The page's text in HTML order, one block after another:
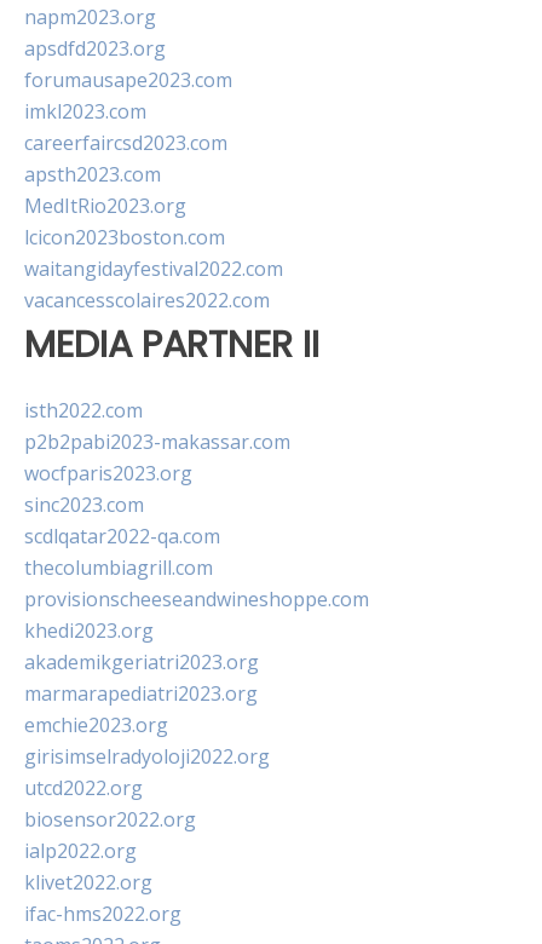
napm2023.org
apsdfd2023.org
forumausape2023.com
imkl2023.com
careerfaircsd2023.com
apsth2023.com
MedItRio2023.org
lcicon2023boston.com
waitangidayfestival2022.com
vacancesscolaires2022.com
MEDIA PARTNER II
isth2022.com
p2b2pabi2023-makassar.com
wocfparis2023.org
sinc2023.com
scdlqatar2022-qa.com
thecolumbiagrill.com
provisionscheeseandwineshoppe.com
khedi2023.org
akademikgeriatri2023.org
marmarapediatri2023.org
emchie2023.org
girisimselradyoloji2022.org
utcd2022.org
biosensor2022.org
ialp2022.org
klivet2022.org
ifac-hms2022.org